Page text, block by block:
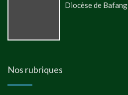
Diocèse de Bafang
Nos rubriques